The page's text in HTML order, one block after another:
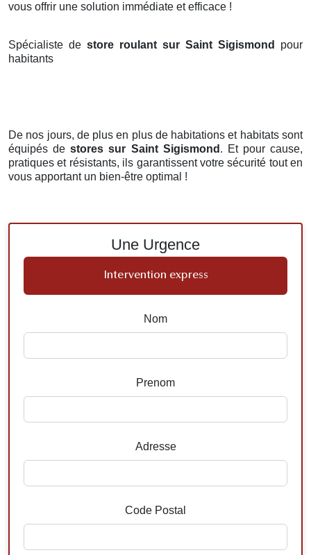
vous offrir une solution immédiate et efficace !
Spécialiste de store roulant sur Saint Sigismond pour
habitants
De nos jours, de plus en plus de habitations et habitats sont
équipés destores sur Saint Sigismond . Et pour cause,
pratiques et résistants, ils garantissent votre sécurité tout en
vous apportant un bien-être optimal !
Une Urgence
Intervention express
Nom
Prenom
Adresse
Code Postal